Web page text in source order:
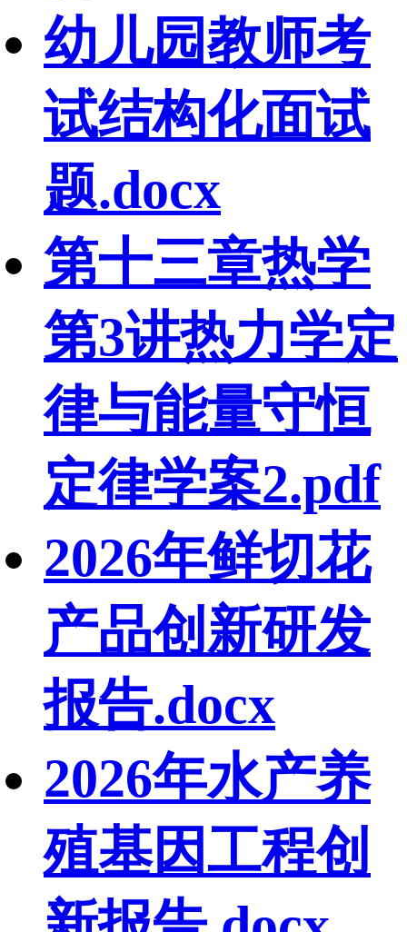
幼儿园教师考
试结构化面试
题.docx
第十三章热学
第3讲热力学定
律与能量守恒
定律学案2.pdf
2026年鲜切花
产品创新研发
报告.docx
2026年水产养
殖基因工程创